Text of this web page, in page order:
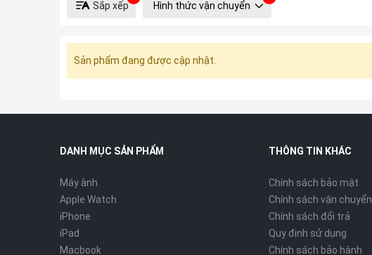
Sắp xếp Hình thức vận chuyển
Sản phẩm đang được cập nhật.
DANH MỤC SẢN PHẨM
Máy ành
Apple Watch
iPhone
iPad
Macbook
THÔNG TIN KHÁC
Chính sách bảo mật
Chính sách vận chuyển
Chính sách đổi trả
Quy định sử dụng
Chính sách bảo hành